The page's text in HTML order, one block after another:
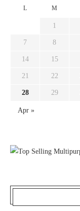
L M
1
7 8
14 15
21 22
28 29
Apr »